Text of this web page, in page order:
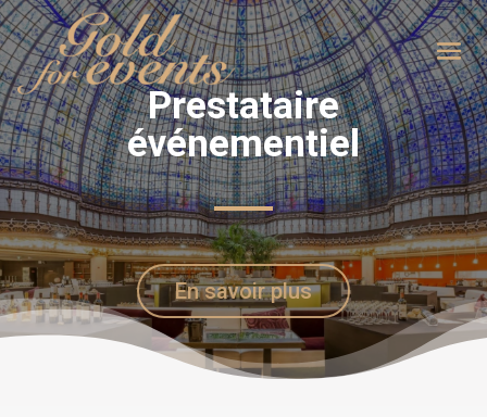
Prestataire
événementiel
En savoir plus